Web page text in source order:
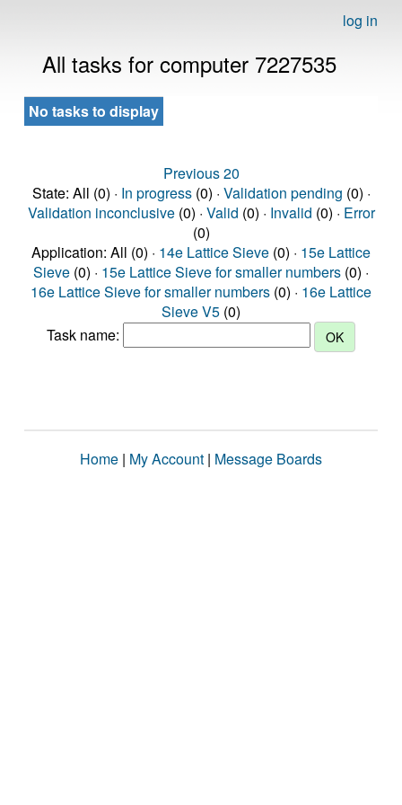
log in
All tasks for computer 7227535
No tasks to display
Previous 20
State: All (0) · In progress(0) · Validation pending (0) ·
Validation inconclusive(0) · Valid (0) · Invalid (0) · Error
(0)
Application: All (0) · 14e Lattice Sieve (0) · 15e Lattice
Sieve (0) · 15e Lattice Sieve for smaller numbers (0) ·
16e Lattice Sieve for smaller numbers (0) · 16e Lattice
Sieve V5 (0)
Task name:
Home | My Account | Message Boards